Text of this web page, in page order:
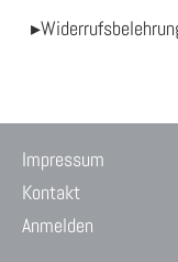
Impressum
Kontakt
Anmelden